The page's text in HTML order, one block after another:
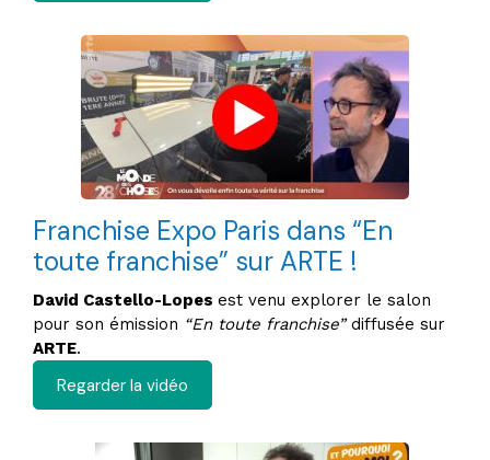
Franchise Expo Paris dans “En
toute franchise” sur ARTE !
David Castello-Lopes est venu explorer le salon
pour son émission “En toute franchise”diffusée sur
ARTE.​
Regarder la vidéo